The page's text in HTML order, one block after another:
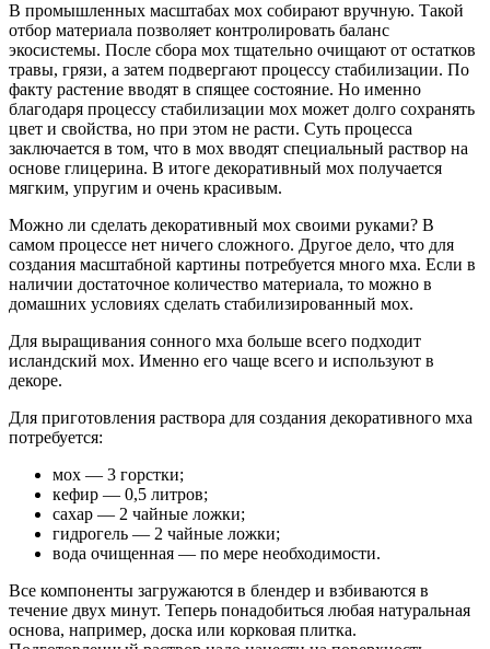
В промышленных масштабах мох собирают вручную. Такой
отбор материала позволяет контролировать баланс
экосистемы. После сбора мох тщательно очищают от остатков
травы, грязи, а затем подвергают процессу стабилизации. По
факту растение вводят в спящее состояние. Но именно
благодаря процессу стабилизации мох может долго сохранять
цвет и свойства, но при этом не расти. Суть процесса
заключается в том, что в мох вводят специальный раствор на
основе глицерина. В итоге декоративный мох получается
мягким, упругим и очень красивым.
Можно ли сделать декоративный мох своими руками? В
самом процессе нет ничего сложного. Другое дело, что для
создания масштабной картины потребуется много мха. Если в
наличии достаточное количество материала, то можно в
домашних условиях сделать стабилизированный мох.
Для выращивания сонного мха больше всего подходит
исландский мох. Именно его чаще всего и используют в
декоре.
Для приготовления раствора для создания декоративного мха
потребуется:
мох — 3 горстки;
кефир — 0,5 литров;
сахар — 2 чайные ложки;
гидрогель — 2 чайные ложки;
вода очищенная — по мере необходимости.
Все компоненты загружаются в блендер и взбиваются в
течение двух минут. Теперь понадобиться любая натуральная
основа, например, доска или корковая плитка.